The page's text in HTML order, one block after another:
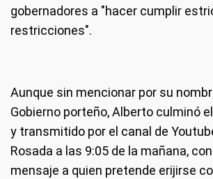
gobernadores a "hacer cumplir
restricciones".
Aunque sin mencionar por su
Gobierno porteño, Alberto culminó
y transmitido por el canal de
Rosada a las 9:05 de la mañana,
mensaje a quien pretende erijirse